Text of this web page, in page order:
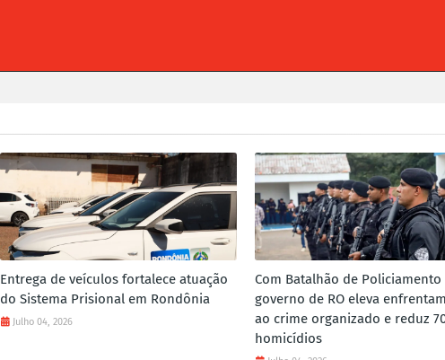
Entrega de veículos fortalece atuação
do Sistema Prisional em Rondônia
Julho 04, 2026
Com Batalhão de Policiamento
governo de RO eleva
ao crime organizado e reduz
homicídios